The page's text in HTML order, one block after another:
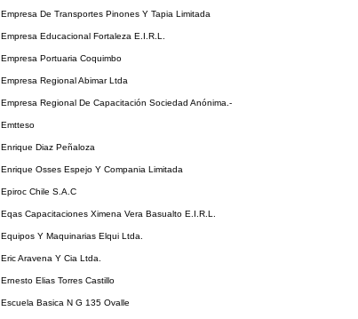
Empresa De Transportes Pinones Y Tapia Limitada
Empresa Educacional Fortaleza E.I.R.L.
Empresa Portuaria Coquimbo
Empresa Regional Abimar Ltda
Empresa Regional De Capacitación Sociedad Anónima.-
Emtteso
Enrique Diaz Peñaloza
Enrique Osses Espejo Y Compania Limitada
Epiroc Chile S.A.C
Eqas Capacitaciones Ximena Vera Basualto E.I.R.L.
Equipos Y Maquinarias Elqui Ltda.
Eric Aravena Y Cia Ltda.
Ernesto Elias Torres Castillo
Escuela Basica N G 135 Ovalle